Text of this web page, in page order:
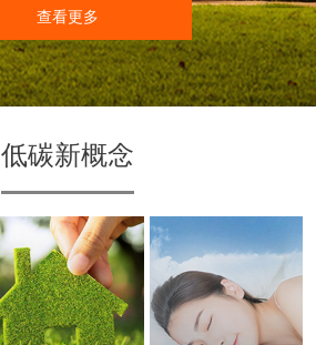
查看更多
低碳新概念